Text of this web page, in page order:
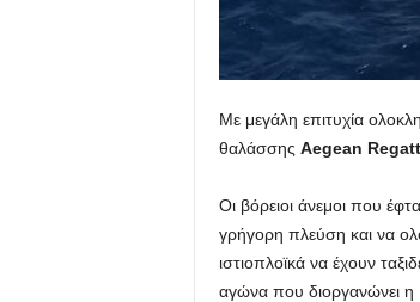
Με μεγάλη επιτυχία
θαλάσσης Aegean
Οι βόρειοι άνεμοι που
γρήγορη πλεύση και να
ιστιοπλοϊκά να έχουν
αγώνα που διοργανώνει η